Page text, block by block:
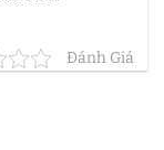
Đánh Giá